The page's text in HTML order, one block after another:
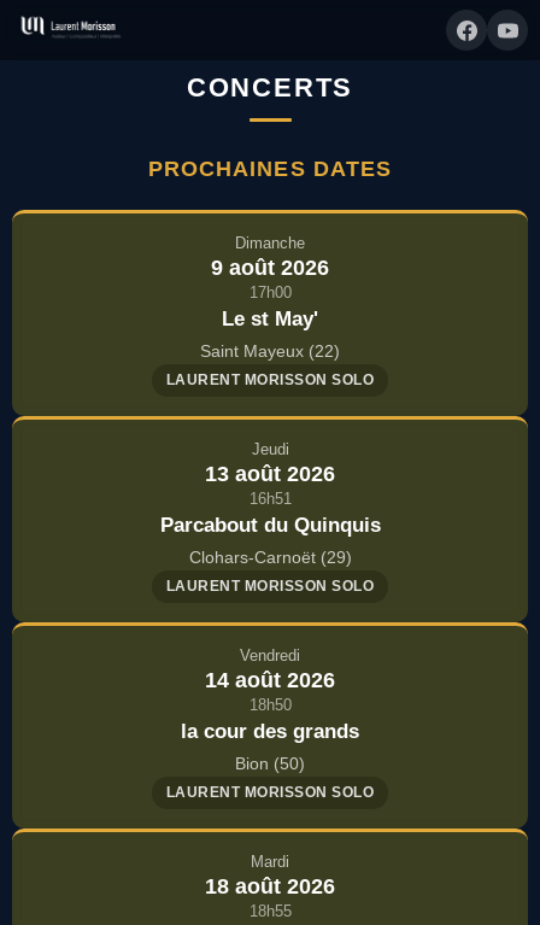
CONCERTS
PROCHAINES DATES
Dimanche
9 août 2026
17h00
Le st May'
Saint Mayeux (22)
LAURENT MORISSON SOLO
Jeudi
13 août 2026
16h51
Parcabout du Quinquis
Clohars-Carnoët (29)
LAURENT MORISSON SOLO
Vendredi
14 août 2026
18h50
la cour des grands
Bion (50)
LAURENT MORISSON SOLO
Mardi
18 août 2026
18h55